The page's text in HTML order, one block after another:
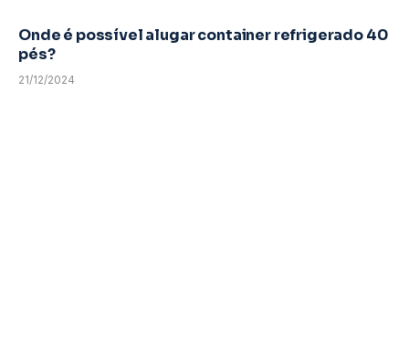
Onde é possível alugar container refrigerado 40
pés?
21/12/2024